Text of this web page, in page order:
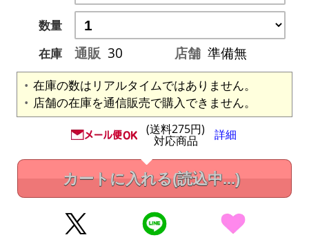
数量
在庫
通販 30 店舗 準備無
在庫の数はリアルタイムではありません。
店舗の在庫を通信販売で購入できません。
(送料275円)
対応商品 詳細
カートに入れる(読込中...)